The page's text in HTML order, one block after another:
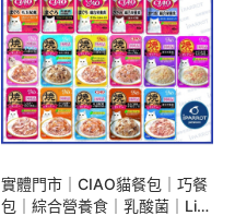
實體門市｜CIAO貓餐包｜巧餐
包｜綜合營養食｜乳酸菌｜Life